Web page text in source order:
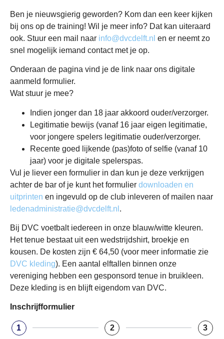
Ben je nieuwsgierig geworden? Kom dan een keer kijken
bij ons op de training! Wil je meer info? Dat kan uiteraard
ook. Stuur een mail naar info@dvcdelft.nl en er neemt zo
snel mogelijk iemand contact met je op.
Onderaan de pagina vind je de link naar ons digitale
aanmeld formulier.
Wat stuur je mee?
Indien jonger dan 18 jaar akkoord ouder/verzorger.
Legitimatie bewijs (vanaf 16 jaar eigen legitimatie,
voor jongere spelers legitimatie ouder/verzorger.
Recente goed lijkende (pas)foto of selfie (vanaf 10
jaar) voor je digitale spelerspas.
Vul je liever een formulier in dan kun je deze verkrijgen
achter de bar of je kunt het formulier downloaden en
uitprinten en ingevuld op de club inleveren of mailen naar
ledenadministratie@dvcdelft.nl .
Bij DVC voetbalt iedereen in onze blauw/witte kleuren.
Het tenue bestaat uit een wedstrijdshirt, broekje en
kousen. De kosten zijn € 64,50 (voor meer informatie zie
DVC kleding). Een aantal elftallen binnen onze
vereniging hebben een gesponsord tenue in bruikleen.
Deze kleding is en blijft eigendom van DVC.
Inschrijfformulier
1
2
3